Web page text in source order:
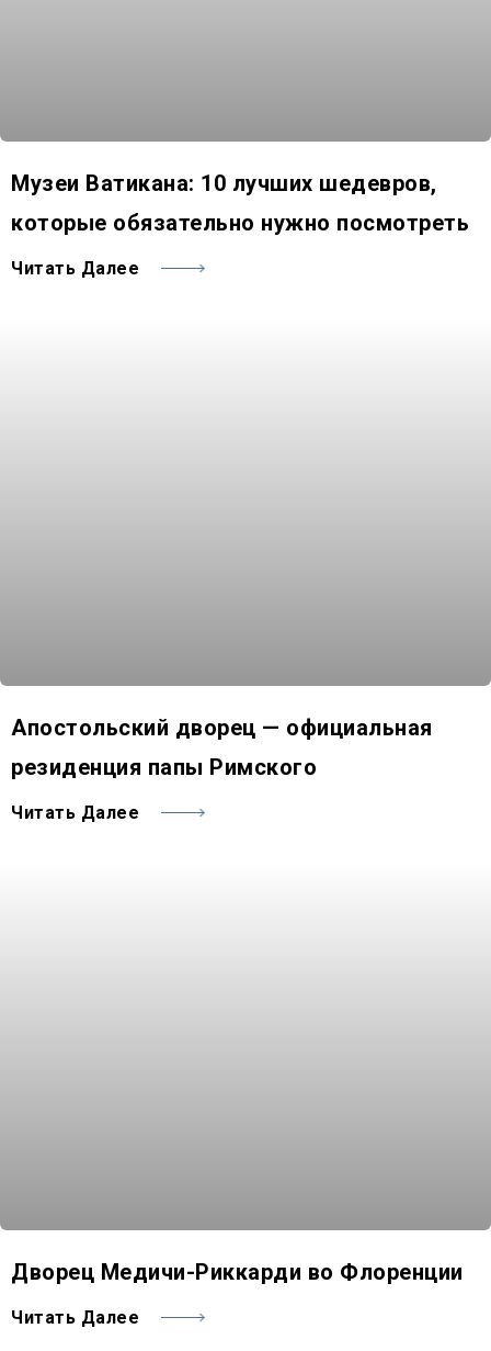
Музеи Ватикана: 10 лучших шедевров,
которые обязательно нужно посмотреть
Читать Далее
Апостольский дворец — официальная
резиденция папы Римского
Читать Далее
Дворец Медичи-Риккарди во Флоренции
Читать Далее